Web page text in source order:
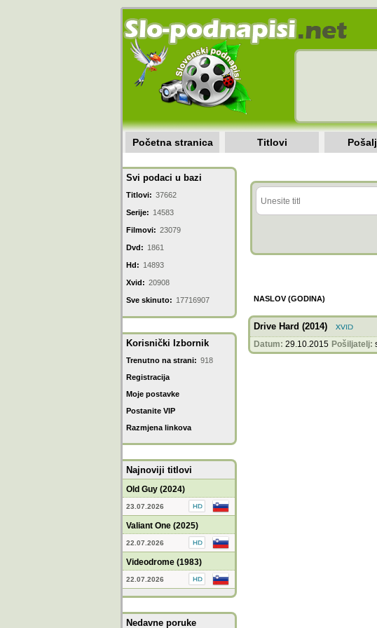
Početna stranica Titlovi
Svi podaci u bazi
Titlovi: 37662
Serije: 14583
Filmovi: 23079
Dvd: 1861
Hd: 14893
Xvid: 20908
Sve skinuto: 17716907
Korisnički Izbornik
Trenutno na strani: 918
Registracija
Moje postavke
Postanite VIP
Razmjena linkova
Najnoviji titlovi
Old Guy (2024)
23.07.2026
Valiant One (2025)
22.07.2026
Videodrome (1983)
22.07.2026
Nedavne poruke
NASLOV (GODINA)
Drive Hard (2014)
Datum: 29.10.2015 Pošiljatelj: